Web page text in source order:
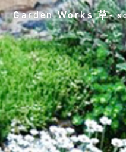
Garden Works草-